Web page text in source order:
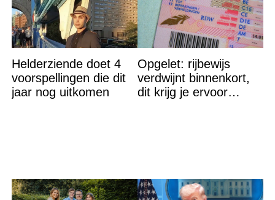
Helderziende doet 4
voorspellingen die dit
jaar nog uitkomen
Opgelet: rijbewijs
verdwijnt binnenkort,
dit krijg je ervoor